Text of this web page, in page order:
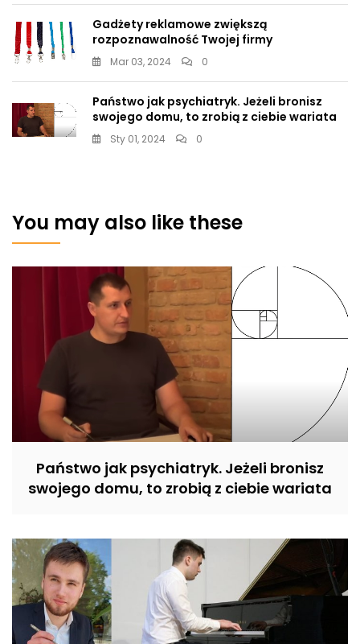
Gadżety reklamowe zwiększą
rozpoznawalność Twojej firmy
Mar 03, 2024 0
Państwo jak psychiatryk. Jeżeli bronisz
swojego domu, to zrobią z ciebie wariata
Sty 01, 2024 0
You may also like these
Państwo jak psychiatryk. Jeżeli bronisz
swojego domu, to zrobią z ciebie wariata